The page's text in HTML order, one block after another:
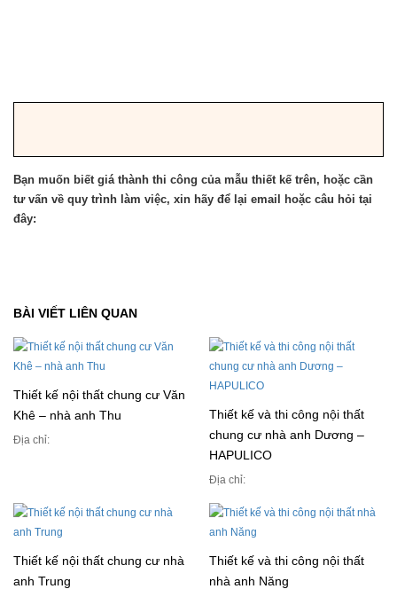
Bạn muốn biết giá thành thi công của mẫu thiết kế trên, hoặc cần
tư vấn về quy trình làm việc, xin hãy để lại email hoặc câu hỏi tại
đây:
BÀI VIẾT LIÊN QUAN
Thiết kế nội thất chung cư Văn
Khê – nhà anh Thu
Địa chỉ:
Thiết kế và thi công nội thất
chung cư nhà anh Dương –
HAPULICO
Địa chỉ:
Thiết kế nội thất chung cư nhà
anh Trung
Thiết kế và thi công nội thất
nhà anh Năng